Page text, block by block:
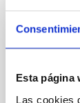
Esta página
Las cookies
Cores
Core
we
field